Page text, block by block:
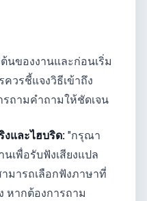
นของงานและก่อนเริ่ม
ควรชี้แจงวิธีเข้าถึง
ถามคำถามให้ชัดเจน
และไฮบริด: "กรุณา
เพื่อรับฟังเสียงแปล
มารถเลือกฟังภาษาที่
หากต้องการถาม